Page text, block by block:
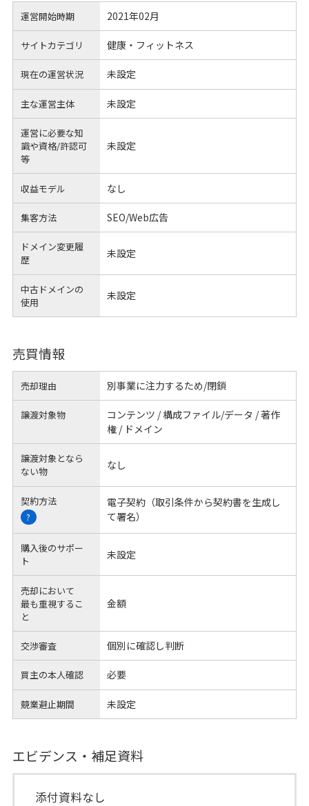
運営開始時期 2021年02月
サイトカテゴリ 健康・フィットネス
現在の運営状況 未設定
主な運営主体 未設定
運営に必要な知
識や資格/許認可
等
未設定
収益モデル なし
集客方法 SEO/Web広告
ドメイン変更履
歴
未設定
中古ドメインの
使用
未設定
売買情報
売却理由 別事業に注力するため/閉鎖
譲渡対象物
コンテンツ / 構成ファイル/データ / 著作
権 / ドメイン
譲渡対象となら
ない物
なし
契約方法
?
電子契約（取引条件から契約書を生成し
て署名）
購入後のサポー
ト
未設定
売却において
最も重視するこ
と
金額
交渉審査 個別に確認し判断
買主の本人確認 必要
競業避止期間 未設定
エビデンス・補足資料
添付資料なし